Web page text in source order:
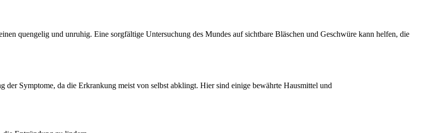
quengelig und unruhig. Eine sorgfältige Untersuchung des Mundes auf sichtbare Bläschen und Geschwüre kann helfen, die
der Symptome, da die Erkrankung meist von selbst abklingt. Hier sind einige bewährte Hausmittel und